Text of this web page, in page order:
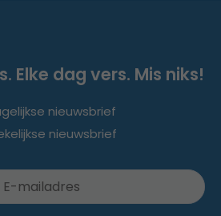
Elke dag vers. Mis niks!
nieuwsbrief
nieuwsbrief